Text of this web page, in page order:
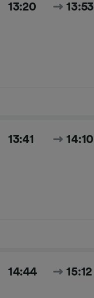
13:20 13:53
13:41 14:10
14:44 15:12